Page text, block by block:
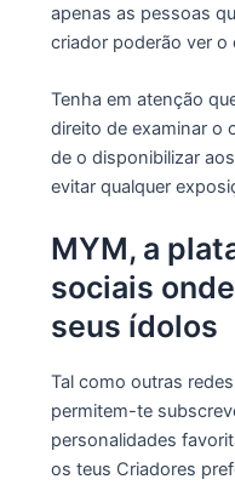
apenas as pessoas
criador poderão ver o
Tenha em atenção
direito de examinar o
de o disponibilizar
evitar qualquer
MYM, a
sociais
seus ídolos
Tal como outras
permitem-te
personalidades
os teus Criadores